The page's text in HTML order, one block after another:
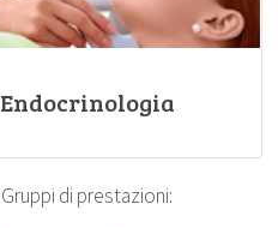
Endocrinologia
Gruppi di prestazioni: